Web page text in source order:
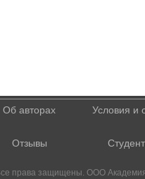
Об авторах Условия и
Отзывы
права защищены. ООО